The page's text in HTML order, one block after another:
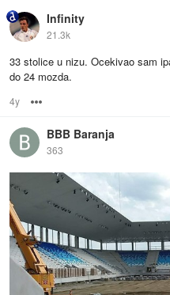
Infinity
21.3k
33 stolice u nizu. Ocekivao sam
do 24 mozda.
4y
BBB Baranja
363